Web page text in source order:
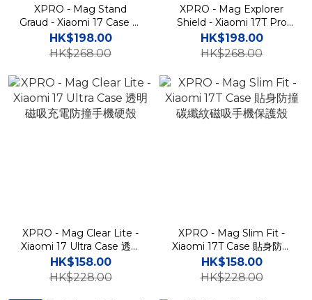
XPRO - Mag Stand
Graud - Xiaomi 17 Case 防
撞磁吸旋轉支架手機保護殼
HK$198.00
HK$268.00
XPRO - Mag Explorer
Shield - Xiaomi 17T Pro
Case 高度防撞磁吸支架手
機保護殼
HK$198.00
HK$268.00
XPRO - Mag Clear Lite -
Xiaomi 17 Ultra Case 透明
磁吸充電防撞手機硬殼
HK$158.00
HK$228.00
XPRO - Mag Slim Fit -
Xiaomi 17T Case 貼身防撞
碳纖紋磁吸手機保護殼
HK$158.00
HK$228.00